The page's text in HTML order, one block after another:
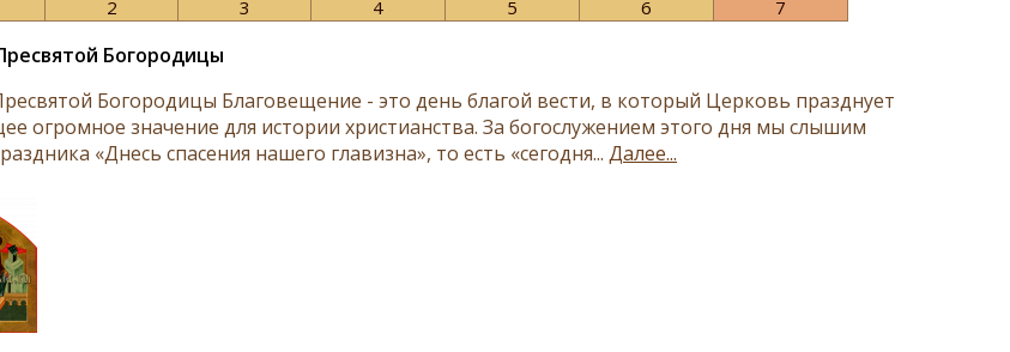
2 3 4 5 6 7
Богородицы
Богородицы Благовещение - это день благой вести, в который Церковь празднует
огромное значение для истории христианства. За богослужением этого дня мы слышим
«Днесь спасения нашего главизна», то есть «сегодня... Далее...